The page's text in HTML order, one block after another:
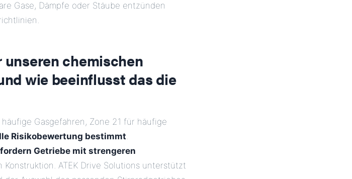
Gase, Dämpfe oder Stäube entzünden
unseren chemischen
wie beeinflusst das die
Gasgefahren, Zone 21 für häufige
Risikobewertung bestimmt.
Getriebe mit strengeren
ATEK Drive Solutions unterstützt